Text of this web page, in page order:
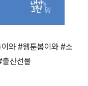
와 #웹툰봄이와 #소
산선물